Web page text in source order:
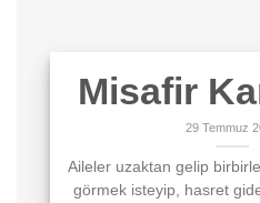
Misafir
29 Temmuz
Aileler uzaktan gelip
görmek isteyip, hasret